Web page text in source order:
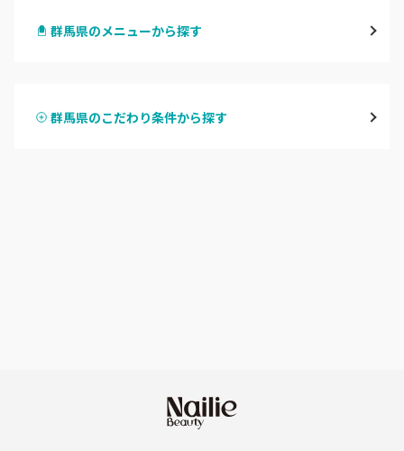
群馬県のメニューから探す
群馬県のこだわり条件から探す